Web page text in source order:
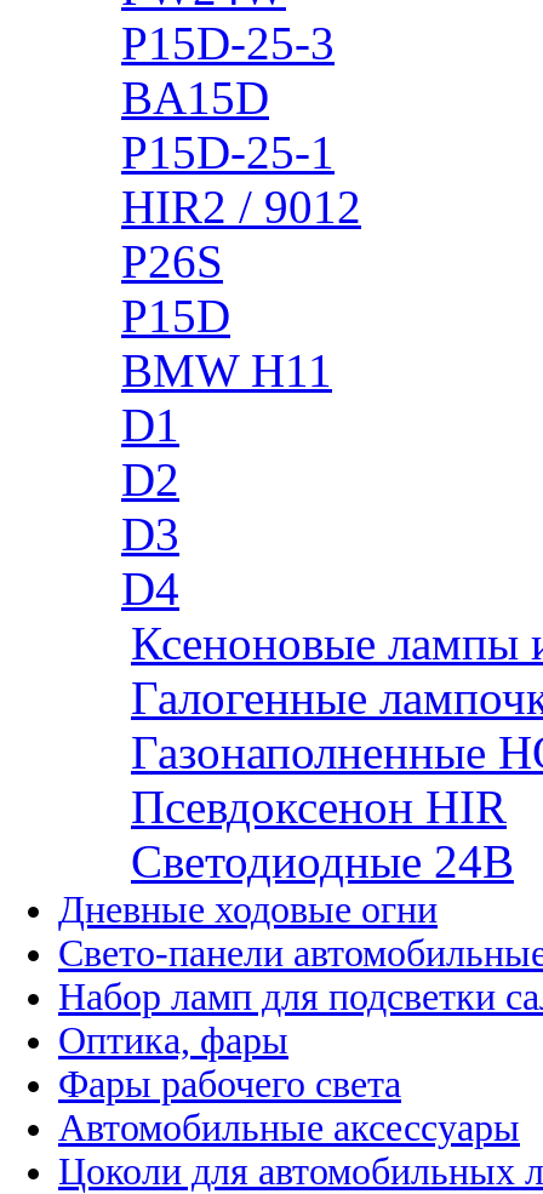
P15D-25-3
BA15D
P15D-25-1
HIR2 / 9012
P26S
P15D
BMW H11
D1
D2
D3
D4
Ксеноновые лампы
Галогенные
Газонаполненные
Псевдоксенон HIR
Cветодиодные 24B
Дневные ходовые огни
Свето-панели
Набор ламп для подсветки
Оптика, фары
Фары рабочего света
Автомобильные аксессуары
Цоколи для автомобильных